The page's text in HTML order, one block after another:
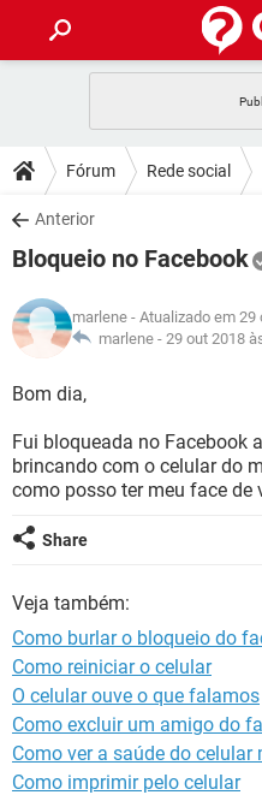
CELULAR
OUTLOOK
INSTAGRAM
GUIA DE COMPRAS
DICAS
JOGOS
INSTAGRAM
DOWNLOADS
JOGOS
CELULAR
OUTLOOK
INSTAGRAM
FÓRUM
JOGOS
OUTLOOK
INSTAGRAM
GUIA DE COMPRAS
GLOSSÁRIO
JOGOS
OUTLOOK
INSTAGRAM
GUIA DE COMPRAS
Fórum Rede social
Anterior
Bloqueio no Facebook
marlene - Atualizado em 29
marlene - 29 out 2018
Bom dia,
Fui bloqueada no Facebook
brincando com o celular do
como posso ter meu face de
Share
Veja também:
Como burlar o bloqueio do
Como reiniciar o celular
O celular ouve o que falamos
Como excluir um amigo do
Como ver a saúde do celular
Como imprimir pelo celular